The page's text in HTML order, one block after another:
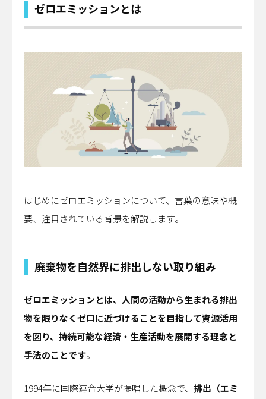
ゼロエミッションとは
はじめにゼロエミッションについて、言葉の意味や概
要、注目されている背景を解説します。
廃棄物を自然界に排出しない取り組み
ゼロエミッションとは、人間の活動から生まれる排出
物を限りなくゼロに近づけることを目指して資源活用
を図り、持続可能な経済・生産活動を展開する理念と
手法のことです。
1994年に国際連合大学が提唱した概念で、 排出（エミ